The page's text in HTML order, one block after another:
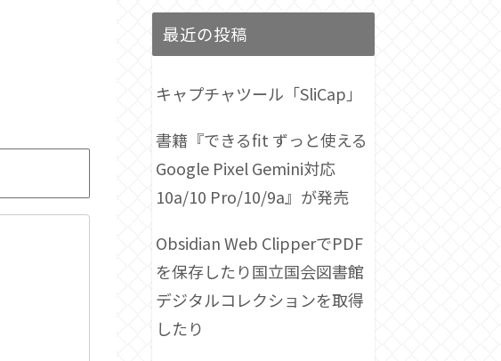
最近の投稿
キャプチャツール「SliCap」
書籍『できるfit ずっと使える
Google Pixel Gemini対応
10a/10 Pro/10/9a』が発売
Obsidian Web ClipperでPDF
を保存したり国立国会図書館
デジタルコレクションを取得
したり